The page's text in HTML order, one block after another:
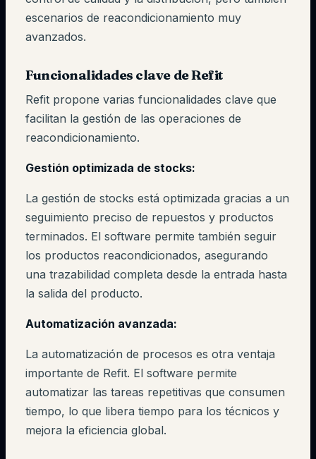
escenarios de reacondicionamiento muy
avanzados.
Funcionalidades clave de Refit
Refit propone varias funcionalidades clave que
facilitan la gestión de las operaciones de
reacondicionamiento.
Gestión optimizada de stocks:
La gestión de stocks está optimizada gracias a un
seguimiento preciso de repuestos y productos
terminados. El software permite también seguir
los productos reacondicionados, asegurando
una trazabilidad completa desde la entrada hasta
la salida del producto.
Automatización avanzada:
La automatización de procesos es otra ventaja
importante de Refit. El software permite
automatizar las tareas repetitivas que consumen
tiempo, lo que libera tiempo para los técnicos y
mejora la eficiencia global.